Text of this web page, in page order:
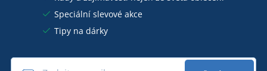
Speciální slevové akce
Tipy na dárky